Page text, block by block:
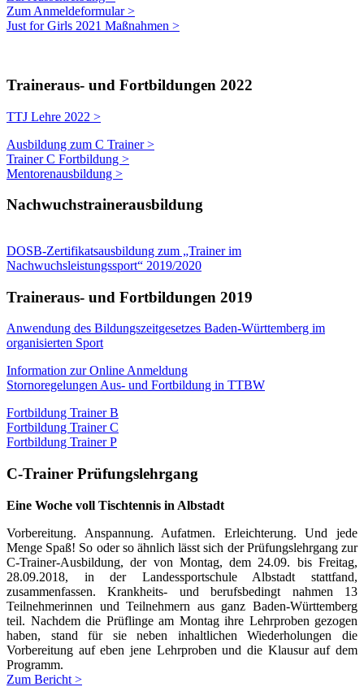
Zum Anmeldeformular >
Just for Girls 2021 Maßnahmen >
Traineraus- und Fortbildungen 2022
TTJ Lehre 2022 >
Ausbildung zum C Trainer >
Trainer C Fortbildung >
Mentorenausbildung >
Nachwuchstrainerausbildung
DOSB-Zertifikatsausbildung zum „Trainer im
Nachwuchsleistungssport“ 2019/2020
Traineraus- und Fortbildungen 2019
Anwendung des Bildungszeitgesetzes Baden-Württemberg im
organisierten Sport
Information zur Online Anmeldung
Stornoregelungen Aus- und Fortbildung in TTBW
Fortbildung Trainer B
Fortbildung Trainer C
Fortbildung Trainer P
C-Trainer Prüfungslehrgang
Eine Woche voll Tischtennis in Albstadt
Vorbereitung. Anspannung. Aufatmen. Erleichterung. Und jede
Menge Spaß! So oder so ähnlich lässt sich der Prüfungslehrgang zur
C-Trainer-Ausbildung, der von Montag, dem 24.09. bis Freitag,
28.09.2018, in der Landessportschule Albstadt stattfand,
zusammenfassen. Krankheits- und berufsbedingt nahmen 13
Teilnehmerinnen und Teilnehmern aus ganz Baden-Württemberg
teil. Nachdem die Prüflinge am Montag ihre Lehrproben gezogen
haben, stand für sie neben inhaltlichen Wiederholungen die
Vorbereitung auf eben jene Lehrproben und die Klausur auf dem
Programm.
Zum Bericht >